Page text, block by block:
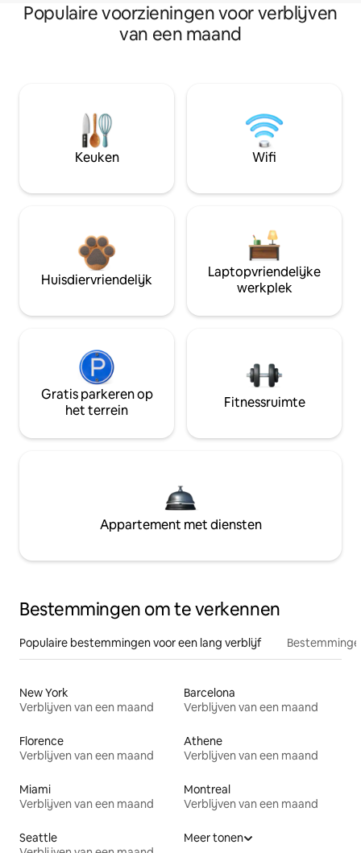
Populaire voorzieningen voor verblijven
van een maand
Keuken Wifi
Huisdiervriendelijk
Laptopvriendelijke
werkplek
Gratis parkeren op
het terrein
Fitnessruimte
Appartement met diensten
Bestemmingen om te verkennen
Populaire bestemmingen voor een lang verblijf
New York
Verblijven van een maand
Barcelona
Verblijven van een maand
Florence
Verblijven van een maand
Athene
Verblijven van een maand
Miami
Verblijven van een maand
Montreal
Verblijven van een maand
Seattle
Meer tonen